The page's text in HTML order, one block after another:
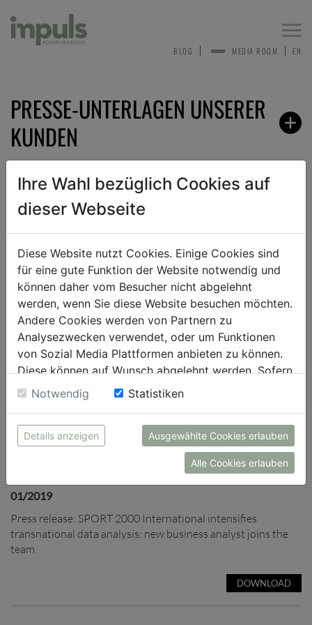
EN
MEDIA ROOM
BLOG
PRESSE-UNTERLAGEN UNSERER
KUNDEN
TEXT BILD DOKUMENT
01/2019
Press release: SPORT 2000 International intensifies
transnational data analysis: new business analyst joins the
team
DOWNLOAD
Ihre Wahl bezüglich Cookies auf
dieser Webseite
Diese Website nutzt Cookies. Einige Cookies sind
für eine gute Funktion der Website notwendig und
können daher vom Besucher nicht abgelehnt
werden, wenn Sie diese Website besuchen möchten.
Andere Cookies werden von Partnern zu
Analysezwecken verwendet, oder um Funktionen
von Sozial Media Plattformen anbieten zu können.
Diese können auf Wunsch abgelehnt werden. Sofern
sie unsere Webseite weiter nutzen, geben Sie
Einwilligung zu unseren Cookies.
Notwendig Statistiken
Details anzeigen Ausgewählte Cookies erlauben
Alle Cookies erlauben